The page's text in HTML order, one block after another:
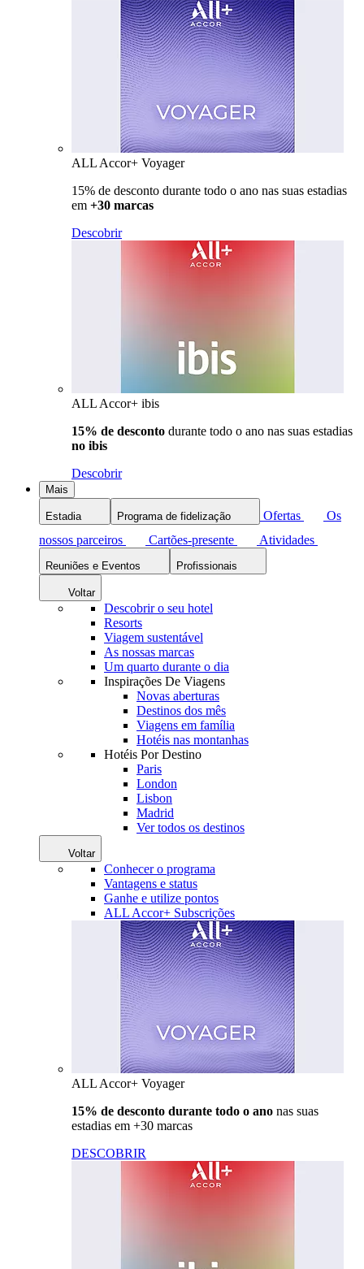
ALL Accor+ Voyager
15% de desconto durante todo o ano nas suas estadias
em +30 marcas
Descobrir
ALL Accor+ ibis
15% de desconto durante todo o ano nas suas estadias
no ibis
Descobrir
Mais
Estadia Programa de fidelização Ofertas
Os
nossos parceiros
Cartões-presente Atividades
Reuniões e Eventos Profissionais
Voltar
Descobrir o seu hotel
Resorts
Viagem sustentável
As nossas marcas
Um quarto durante o dia
Inspirações De Viagens
Novas aberturas
Destinos dos mês
Viagens em família
Hotéis nas montanhas
Hotéis Por Destino
Paris
London
Lisbon
Madrid
Ver todos os destinos
Voltar
Conhecer o programa
Vantagens e status
Ganhe e utilize pontos
ALL Accor+ Subscrições
ALL Accor+ Voyager
15% de desconto durante todo o ano nas suas
estadias em +30 marcas
DESCOBRIR